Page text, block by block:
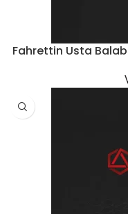
Fahrettin Usta